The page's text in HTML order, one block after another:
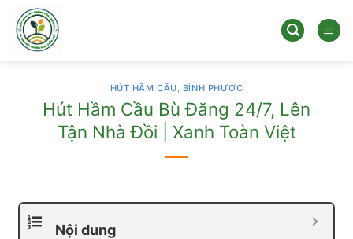
qua
dung
HÚT HẦM CẦU, BÌNH PHƯỚC
Hút Hầm Cầu Bù Đăng 24/7, Lên
Tận Nhà Đồi | Xanh Toàn Việt
Nội dung